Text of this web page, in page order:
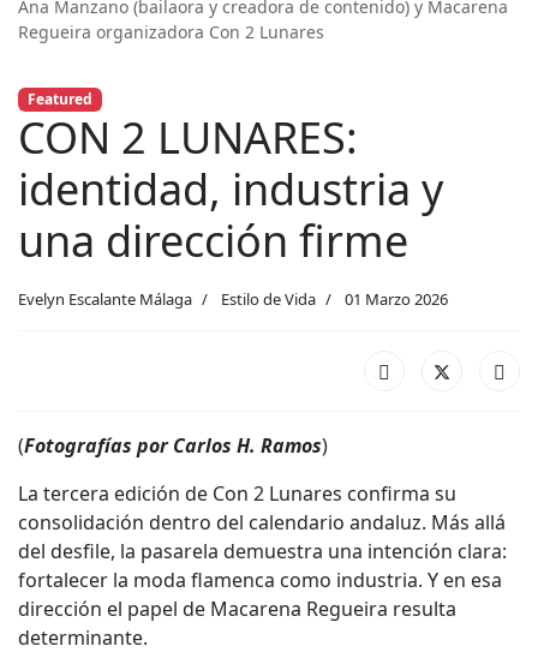
Ana Manzano (bailaora y creadora de contenido) y Macarena
Regueira organizadora Con 2 Lunares
Featured
CON 2 LUNARES:
identidad, industria y
una dirección firme
Evelyn Escalante Málaga Estilo de Vida 01 Marzo 2026
(Fotografías por Carlos H. Ramos)
La tercera edición de Con 2 Lunares confirma su
consolidación dentro del calendario andaluz. Más allá
del desfile, la pasarela demuestra una intención clara:
fortalecer la moda flamenca como industria. Y en esa
dirección el papel de Macarena Regueira resulta
determinante.